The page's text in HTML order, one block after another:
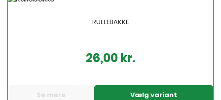
RULLEBAKKE
26,00 kr.
Se mere Vælg variant